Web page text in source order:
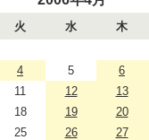
火 水 木
4 5 6
11 12 13
18 19 20
25 26 27